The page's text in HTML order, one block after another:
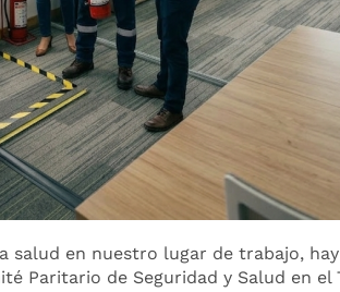
salud en nuestro lugar de trabajo,
de Seguridad y Salud en el